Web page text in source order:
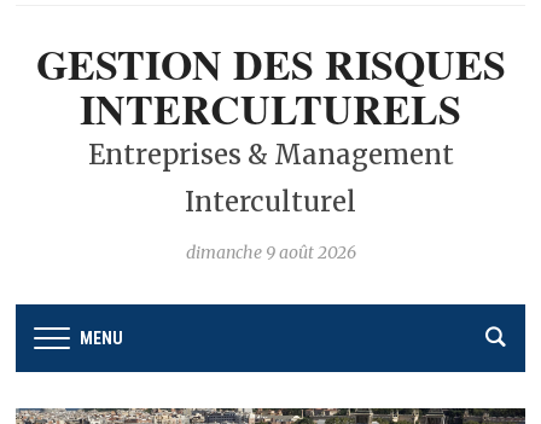
GESTION DES RISQUES
INTERCULTURELS
Entreprises & Management
Interculturel
dimanche 9 août 2026
MENU